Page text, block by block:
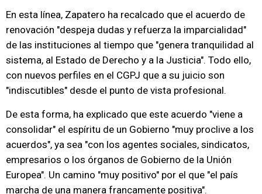
En esta línea, Zapatero ha recalcado que el acuerdo de
renovación "despeja dudas y refuerza la imparcialidad"
de las instituciones al tiempo que "genera tranquilidad al
sistema, al Estado de Derecho y a la Justicia". Todo ello,
con nuevos perfiles en el CGPJ que a su juicio son
"indiscutibles" desde el punto de vista profesional.
De esta forma, ha explicado que este acuerdo "viene a
consolidar" el espíritu de un Gobierno "muy proclive a los
acuerdos", ya sea "con los agentes sociales, sindicatos,
empresarios o los órganos de Gobierno de la Unión
Europea". Un camino "muy positivo" por el que "el país
marcha de una manera francamente positiva".